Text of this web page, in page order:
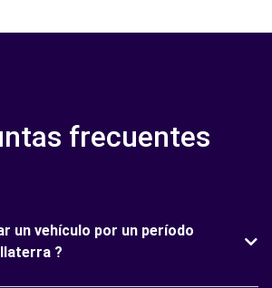
frecuentes
un vehículo por un período
?